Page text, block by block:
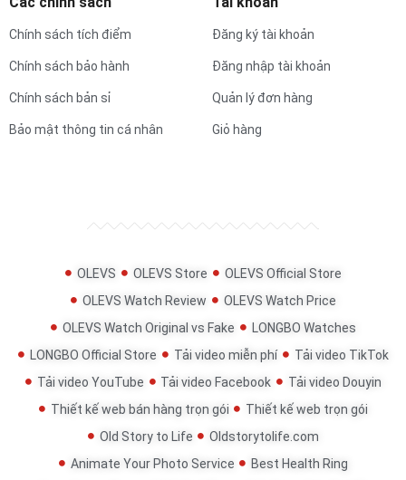
Chính sách tích điểm
Chính sách bảo hành
Chính sách bản sỉ
Bảo mật thông tin cá nhân
Đăng ký tài khoản
Đăng nhập tài khoản
Quản lý đơn hàng
Giỏ hàng
OLEVS OLEVS Store
OLEVS Official Store
OLEVS Watch Review
OLEVS Watch Price
OLEVS Watch Original vs Fake
LONGBO Watches
LONGBO Official Store
Tải video miễn phí
Tải video TikTok
Tải video YouTube
Tải video Facebook
Tải video Douyin
Thiết kế web bán hàng trọn gói
Thiết kế web trọn gói
Old Story to Life
Oldstorytolife.com
Animate Your Photo Service
Best Health Ring